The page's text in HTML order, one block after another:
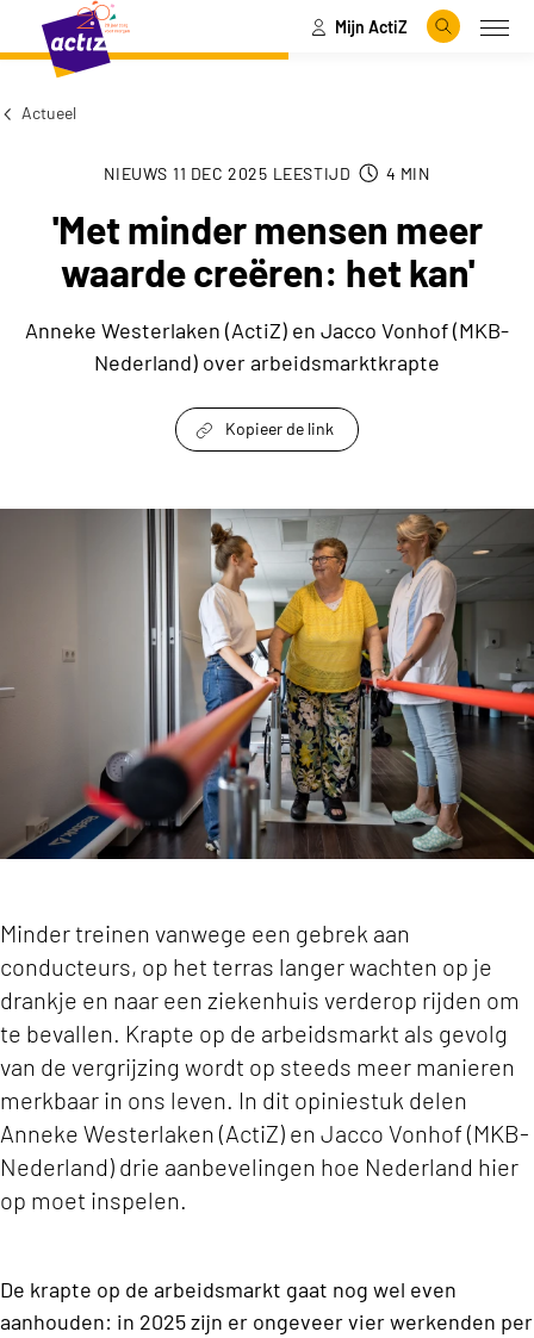
Naar hoofdinhoud
Naar menu Mijn ActiZ
Zoeken
Actueel
NIEUWS 11 DEC 2025 LEESTIJD 4 MIN
'Met minder mensen meer
waarde creëren: het kan'
Anneke Westerlaken (ActiZ) en Jacco Vonhof (MKB-
Nederland) over arbeidsmarktkrapte
Kopieer de link
'Met minder mensen meer waarde creëren:
Minder treinen vanwege een gebrek aan
conducteurs, op het terras langer wachten op je
drankje en naar een ziekenhuis verderop rijden om
te bevallen. Krapte op de arbeidsmarkt als gevolg
van de vergrijzing wordt op steeds meer manieren
merkbaar in ons leven. In dit opiniestuk delen
Anneke Westerlaken (ActiZ) en Jacco Vonhof (MKB-
Nederland) drie aanbevelingen hoe Nederland hier
op moet inspelen.
De krapte op de arbeidsmarkt gaat nog wel even
aanhouden: in 2025 zijn er ongeveer vier werkenden per